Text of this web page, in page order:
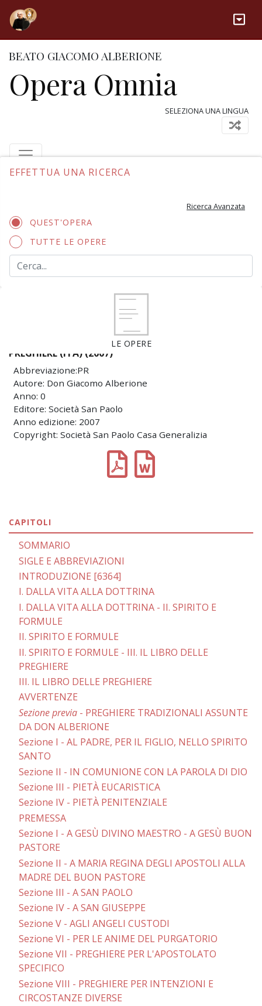
BEATO GIACOMO ALBERIONE
Opera Omnia
SELEZIONA UNA LINGUA
EFFETTUA UNA RICERCA
Ricerca Avanzata
QUEST'OPERA
TUTTE LE OPERE
LE OPERE
PREGHIERE (ITA) (2007)
Abbreviazione:PR
Autore: Don Giacomo Alberione
Anno: 0
Editore: Società San Paolo
Anno edizione: 2007
Copyright: Società San Paolo Casa Generalizia
CAPITOLI
SOMMARIO
SIGLE E ABBREVIAZIONI
INTRODUZIONE [6364]
I. DALLA VITA ALLA DOTTRINA
I. DALLA VITA ALLA DOTTRINA - II. SPIRITO E
FORMULE
II. SPIRITO E FORMULE
II. SPIRITO E FORMULE - III. IL LIBRO DELLE
PREGHIERE
III. IL LIBRO DELLE PREGHIERE
AVVERTENZE
Sezione previa- PREGHIERE TRADIZIONALI ASSUNTE
DA DON ALBERIONE
Sezione I - AL PADRE, PER IL FIGLIO, NELLO SPIRITO
SANTO
Sezione II - IN COMUNIONE CON LA PAROLA DI DIO
Sezione III - PIETÀ EUCARISTICA
Sezione IV - PIETÀ PENITENZIALE
PREMESSA
Sezione I - A GESÙ DIVINO MAESTRO - A GESÙ BUON
PASTORE
Sezione II - A MARIA REGINA DEGLI APOSTOLI ALLA
MADRE DEL BUON PASTORE
Sezione III - A SAN PAOLO
Sezione IV - A SAN GIUSEPPE
Sezione V - AGLI ANGELI CUSTODI
Sezione VI - PER LE ANIME DEL PURGATORIO
Sezione VII - PREGHIERE PER L'APOSTOLATO
SPECIFICO
Sezione VIII - PREGHIERE PER INTENZIONI E
CIRCOSTANZE DIVERSE